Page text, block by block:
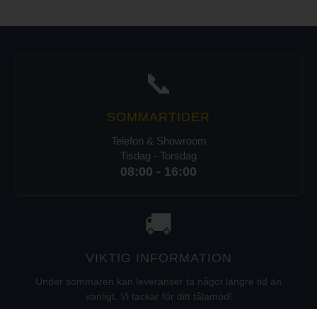
📞
SOMMARTIDER
Telefon & Showroom
Tisdag - Torsdag
08:00 - 16:00
🚚
VIKTIG INFORMATION
Under sommaren kan leveranser ta något längre tid än
vanligt. Vi tackar för ditt tålamod!